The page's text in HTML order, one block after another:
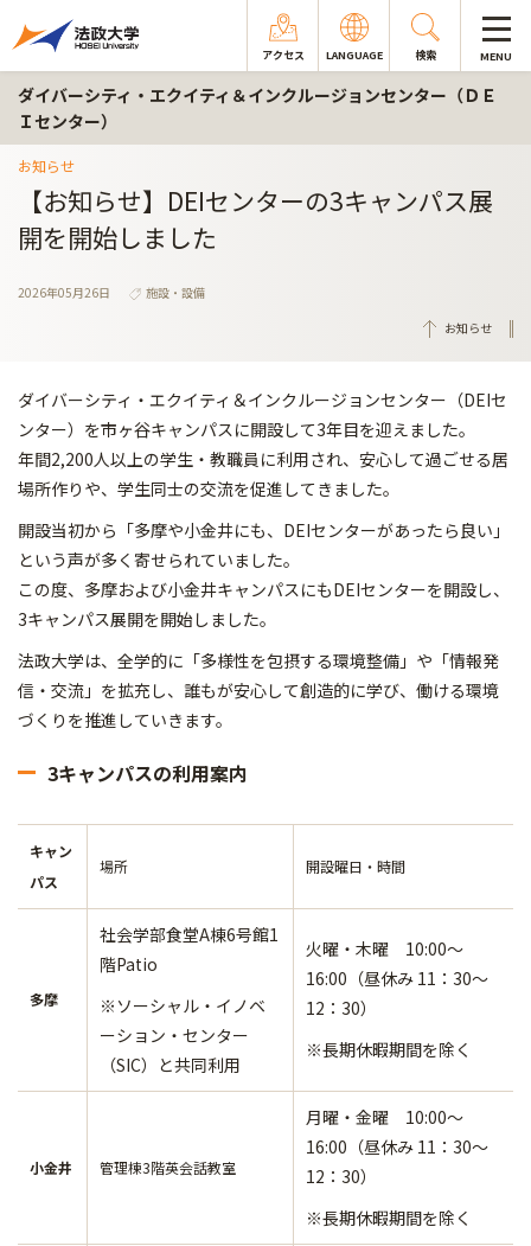
アクセス LANGUAGE 検索 MENU
ダイバーシティ・エクイティ＆インクルージョンセンター（ＤＥ
Ｉセンター）
お知らせ
【お知らせ】DEIセンターの3キャンパス展
開を開始しました
2026年05月26日
施設・設備
お知らせ
ダイバーシティ・エクイティ＆インクルージョンセンター（DEIセ
ンター）を市ヶ谷キャンパスに開設して3年目を迎えました。
年間2,200人以上の学生・教職員に利用され、安心して過ごせる居
場所作りや、学生同士の交流を促進してきました。
開設当初から「多摩や小金井にも、DEIセンターがあったら良い」
という声が多く寄せられていました。
この度、多摩および小金井キャンパスにもDEIセンターを開設し、
3キャンパス展開を開始しました。
法政大学は、全学的に「多様性を包摂する環境整備」や「情報発
信・交流」を拡充し、誰もが安心して創造的に学び、働ける環境
づくりを推進していきます。
3キャンパスの利用案内
キャン
パス
場所 開設曜日・時間
多摩
社会学部食堂A棟6号館1
階Patio
※ソーシャル・イノベ
ーション・センター
（SIC）と共同利用
火曜・木曜 10:00～
16:00（昼休み 11：30～
12：30）
※長期休暇期間を除く
小金井 管理棟3階英会話教室
月曜・金曜 10:00～
16:00（昼休み 11：30～
12：30）
※長期休暇期間を除く